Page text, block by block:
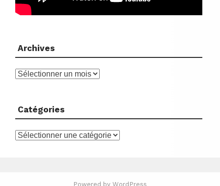
Archives
Archives
Catégories
Catégories
Powered by WordPress